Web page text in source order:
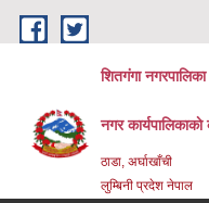
Skip to main content
शितगंगा नगरपालिका
नगर कार्यपालिकाकाे
ठाडा, अर्घाखाँची
लुम्बिनी प्रदेश नेपाल